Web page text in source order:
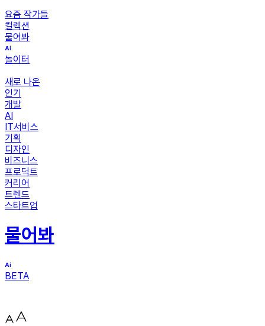
요즘 작가들
컬렉션
물어봐
놀이터
새로 나온
인기
개발
AI
IT서비스
기획
디자인
비즈니스
프로덕트
커리어
트렌드
스타트업
물어봐
BETA